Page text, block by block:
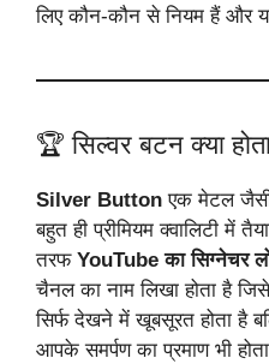
लिए कौन-कौन से नियम हैं और
🏆 सिल्वर बटन क्या
Silver Button एक मेटल जैसी
बहुत ही प्रीमियम क्वालिटी में
तरफ YouTube का सिग्नेचर
चैनल का नाम लिखा होता है
सिर्फ देखने में खूबसूरत होता है
आपके समर्पण का प्रमाण भी